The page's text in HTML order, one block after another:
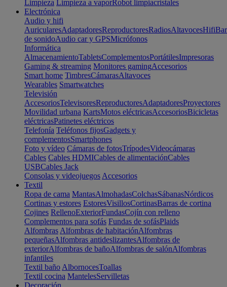
Limpieza Limpieza a vaporRobot limpiacristales
Electrónica
Audio y hifi
AuricularesAdaptadoresReproductoresRadiosAltavocesHifi
de sonidoAudio car y GPSMicrófonos
Informática
AlmacenamientoTabletsComplementosPortátilesImpresoras
Gaming & streaming Monitores gamingAccesorios
Smart home TimbresCámarasAltavoces
Wearables Smartwatches
Televisión
AccesoriosTelevisoresReproductoresAdaptadoresProyectores
Movilidad urbana KartsMotos eléctricasAccesoriosBicicletas
eléctricasPatinetes eléctricos
Telefonía Teléfonos fijosGadgets y
complementosSmartphones
Foto y vídeo Cámaras de fotosTrípodesVideocámaras
Cables Cables HDMICables de alimentaciónCables
USBCables Jack
Consolas y videojuegos Accesorios
Textil
Ropa de cama MantasAlmohadasColchasSábanasNórdicos
Cortinas y estores EstoresVisillosCortinasBarras de cortina
Cojines RellenoExteriorFundasCojín con relleno
Complementos para sofás Fundas de sofásPlaids
Alfombras Alfombras de habitaciónAlfombras
pequeñasAlfombras antideslizantesAlfombras de
exteriorAlfombras de bañoAlfombras de salónAlfombras
infantiles
Textil baño AlbornocesToallas
Textil cocina MantelesServilletas
Decoración